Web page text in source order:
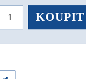
KOUPIT